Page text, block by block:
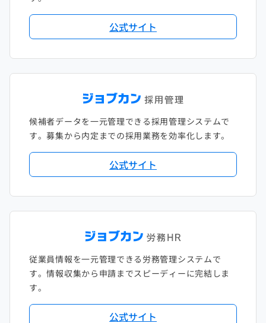
公式サイト
候補者データを一元管理できる採用管理システムで
す。募集から内定までの採用業務を効率化します。
公式サイト
従業員情報を一元管理できる労務管理システムで
す。情報収集から申請までスピーディーに完結しま
す。
公式サイト